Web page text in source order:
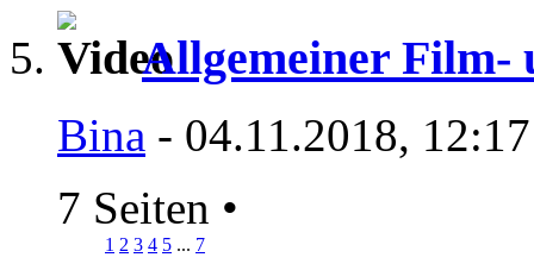
Allgemeiner Film-
Bina - 04.11.2018,
7 Seiten •
1 2 3 4 5 ... 7